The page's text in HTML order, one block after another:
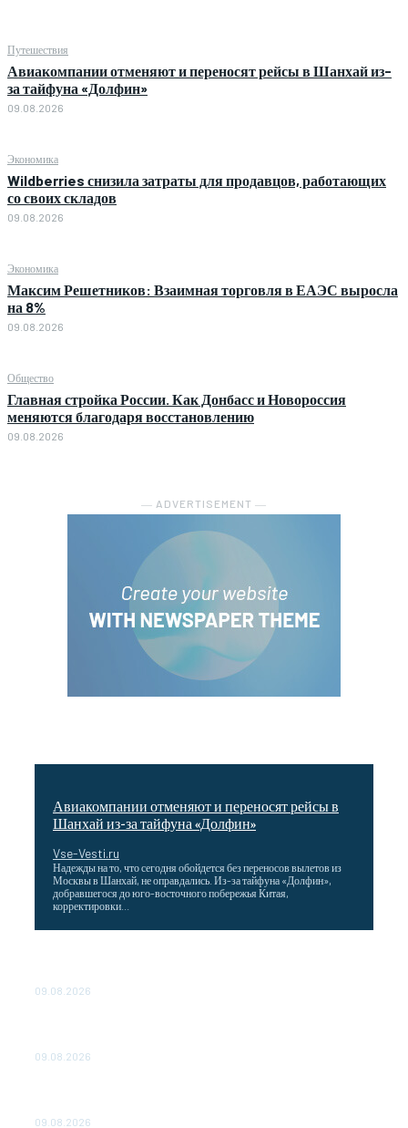
Путешествия
Авиакомпании отменяют и переносят рейсы в Шанхай из-
за тайфуна «Долфин»
09.08.2026
Экономика
Wildberries снизила затраты для продавцов, работающих
со своих складов
09.08.2026
Экономика
Максим Решетников: Взаимная торговля в ЕАЭС выросла
на 8%
09.08.2026
Общество
Главная стройка России. Как Донбасс и Новороссия
меняются благодаря восстановлению
09.08.2026
― ADVERTISEMENT ―
Авиакомпании отменяют и переносят рейсы в
Шанхай из-за тайфуна «Долфин»
Vse-Vesti.ru
Надежды на то, что сегодня обойдется без переносов вылетов из
Москвы в Шанхай, не оправдались. Из-за тайфуна «Долфин»,
добравшегося до юго-восточного побережья Китая,
корректировки...
09.08.2026
09.08.2026
09.08.2026